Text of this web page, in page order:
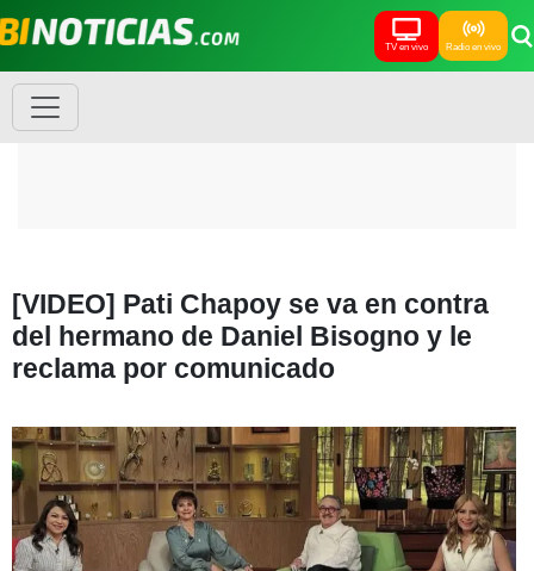
TV en vivo Radio en vivo
[VIDEO] Pati Chapoy se va en contra
del hermano de Daniel Bisogno y le
reclama por comunicado